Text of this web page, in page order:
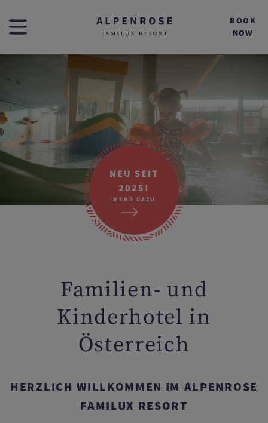
BOOK
NOW
NEU SEIT
2025!
MEHR DAZU
Familien- und
Kinderhotel in
Österreich
HERZLICH WILLKOMMEN IM ALPENROSE
FAMILUX RESORT